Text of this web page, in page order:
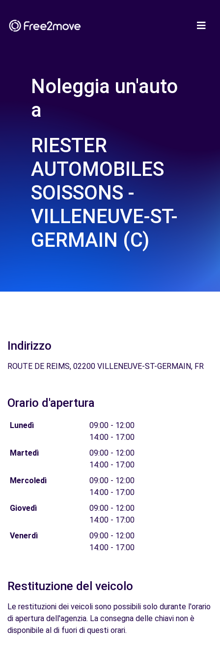
Noleggia un'auto
a
RIESTER
AUTOMOBILES
SOISSONS -
VILLENEUVE-ST-
GERMAIN (C)
Indirizzo
ROUTE DE REIMS, 02200 VILLENEUVE-ST-GERMAIN, FR
Orario d'apertura
Lunedì
09:00 - 12:00
14:00 - 17:00
Martedì
09:00 - 12:00
14:00 - 17:00
Mercoledì
09:00 - 12:00
14:00 - 17:00
Giovedì
09:00 - 12:00
14:00 - 17:00
Venerdì
09:00 - 12:00
14:00 - 17:00
Restituzione del veicolo
Le restituzioni dei veicoli sono possibili solo durante l'orario
di apertura dell'agenzia. La consegna delle chiavi non è
disponibile al di fuori di questi orari.